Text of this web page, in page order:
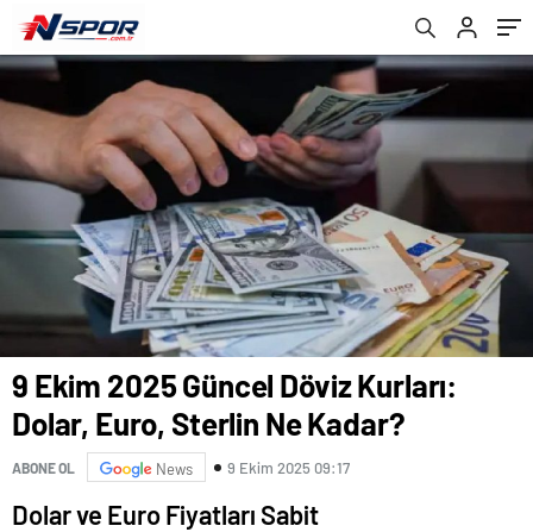
9 Ekim 2025 Güncel Döviz Kurları:
Dolar, Euro, Sterlin Ne Kadar?
ABONE OL News 9 Ekim 2025 09:17
Dolar ve Euro Fiyatları Sabit
şiddetinde olacak?